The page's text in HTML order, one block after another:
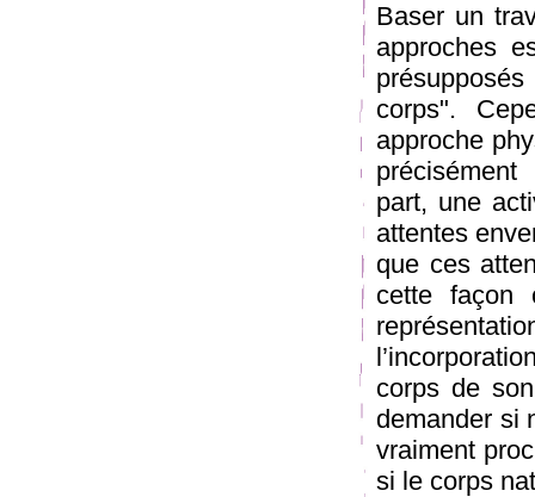
Baser un
approches
corps".
approche
part, une
attentes
que ces
cette façon
corps de
demander si
vraiment
si le corps